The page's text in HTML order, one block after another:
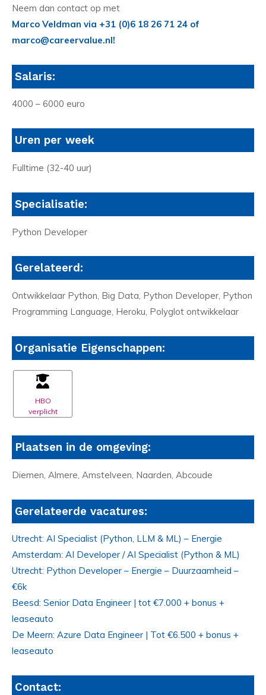
Neem dan contact op met
Marco Veldman via +31 (0)6 18 26 71 24 of
marco@careervalue.nl!
Salaris:
4000 – 6000 euro
Uren per week
Fulltime (32-40 uur)
Specialisatie:
Python Developer
Gerelateerd:
Ontwikkelaar Python, Big Data, Python Developer, Python
Programming Language, Heroku, Polyglot ontwikkelaar
Organisatie Eigenschappen:
HBO
verplicht
Plaatsen in de omgeving:
Diemen, Almere, Amstelveen, Naarden, Abcoude
Gerelateerde vacatures:
Utrecht: AI Specialist (Python, LLM & ML) – Energie
Amsterdam: AI Developer / AI Specialist (Python & ML)
Utrecht: Python Developer – Energie – Duurzaamheid –
€6k
Beesd: Senior Data Engineer | tot €7.000 + bonus +
leaseauto
De Meern: Azure Data Engineer | Tot €6.500 + bonus +
leaseauto
Contact: